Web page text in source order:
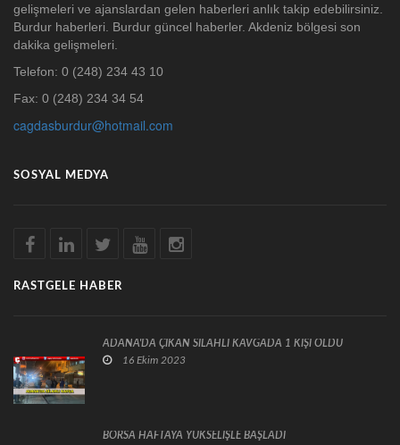
gelişmeleri ve ajanslardan gelen haberleri anlık takip edebilirsiniz.
Burdur haberleri. Burdur güncel haberler. Akdeniz bölgesi son
dakika gelişmeleri.
Telefon: 0 (248) 234 43 10
Fax: 0 (248) 234 34 54
cagdasburdur@hotmail.com
SOSYAL MEDYA
RASTGELE HABER
ADANA'DA ÇIKAN SİLAHLI KAVGADA 1 KİŞİ ÖLDÜ
16 Ekim 2023
BORSA HAFTAYA YÜKSELİŞLE BAŞLADI